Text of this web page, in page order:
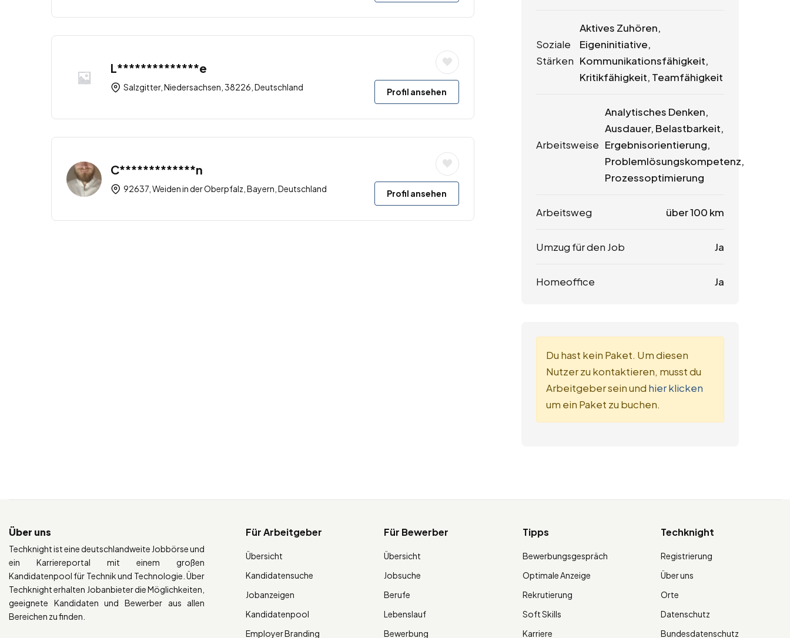
L**************e
Salzgitter, Niedersachsen, 38226, Deutschland Profil ansehen
C*************n
92637, Weiden in der Oberpfalz, Bayern, Deutschland Profil ansehen
Soziale
Stärken
Aktives Zuhören,
Eigeninitiative,
Kommunikationsfähigkeit,
Kritikfähigkeit, Teamfähigkeit
Arbeitsweise
Analytisches Denken,
Ausdauer, Belastbarkeit,
Ergebnisorientierung,
Problemlösungskompetenz,
Prozessoptimierung
Arbeitsweg über 100 km
Umzug für den Job Ja
Homeoffice Ja
Du hast kein Paket. Um diesen
Nutzer zu kontaktieren, musst du
Arbeitgeber sein und hier klicken
um ein Paket zu buchen.
Über uns
Techknight ist eine deutschlandweite Jobbörse und
ein Karriereportal mit einem großen
Kandidatenpool für Technik und Technologie. Über
Techknight erhalten Jobanbieter die Möglichkeiten,
geeignete Kandidaten und Bewerber aus allen
Bereichen zu finden.
Für Arbeitgeber
Übersicht
Kandidatensuche
Jobanzeigen
Kandidatenpool
Employer Branding
Für Bewerber
Übersicht
Jobsuche
Berufe
Lebenslauf
Bewerbung
Tipps
Bewerbungsgespräch
Optimale Anzeige
Rekrutierung
Soft Skills
Karriere
Techknight
Registrierung
Über uns
Orte
Datenschutz
Bundesdatenschutz